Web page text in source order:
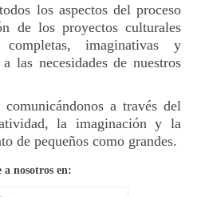
los aspectos del proceso
de los proyectos culturales
completas, imaginativas y
las necesidades de nuestros
a través del
la imaginación y la
de pequeños como grandes.
a nosotros en: